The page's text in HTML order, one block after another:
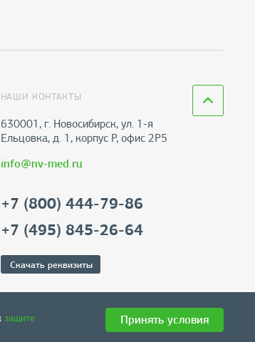
НАШИ КОНТАКТЫ
630001, г. Новосибирск, ул. 1-я
Ельцовка, д. 1, корпус Р, офис 2Р5
info@nv-med.ru
+7 (800) 444-79-86
+7 (495) 845-26-64
Скачать реквизиты
защите
Принять условия